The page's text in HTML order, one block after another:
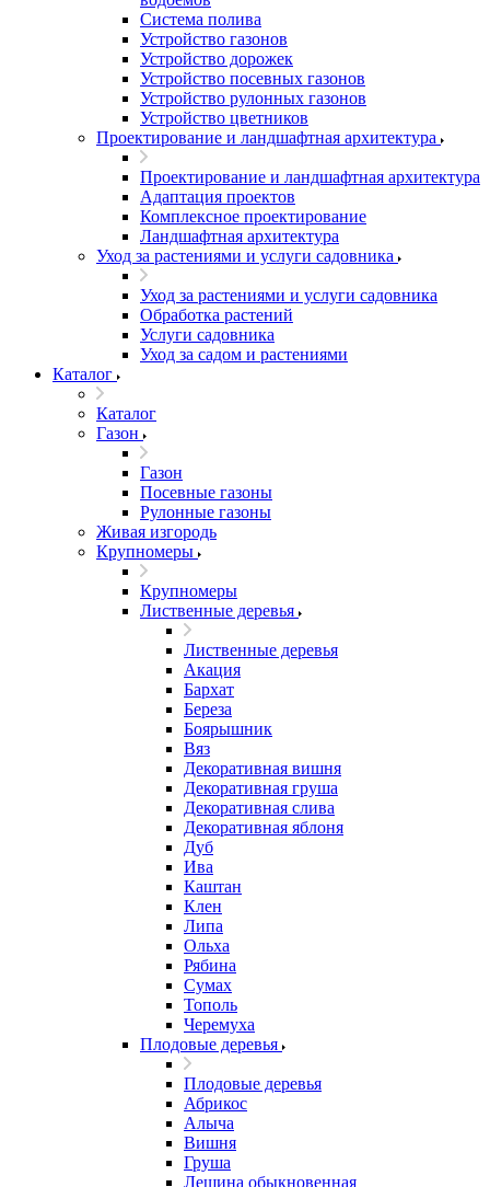
Система полива
Устройство газонов
Устройство дорожек
Устройство посевных газонов
Устройство рулонных газонов
Устройство цветников
Проектирование и ландшафтная архитектура
Проектирование и ландшафтная архитектура
Адаптация проектов
Комплексное проектирование
Ландшафтная архитектура
Уход за растениями и услуги садовника
Уход за растениями и услуги садовника
Обработка растений
Услуги садовника
Уход за садом и растениями
Каталог
Каталог
Газон
Газон
Посевные газоны
Рулонные газоны
Живая изгородь
Крупномеры
Крупномеры
Лиственные деревья
Лиственные деревья
Акация
Бархат
Береза
Боярышник
Вяз
Декоративная вишня
Декоративная груша
Декоративная слива
Декоративная яблоня
Дуб
Ива
Каштан
Клен
Липа
Ольха
Рябина
Сумах
Тополь
Черемуха
Плодовые деревья
Плодовые деревья
Абрикос
Алыча
Вишня
Груша
Лещина обыкновенная